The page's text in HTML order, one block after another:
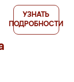
УЗНАТЬ
ПОДРОБНОСТИ